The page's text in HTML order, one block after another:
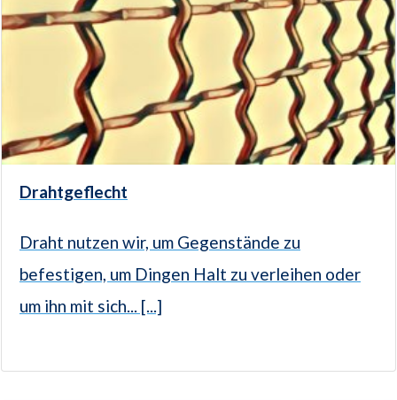
Drahtgeflecht
Draht nutzen wir, um Gegenstände zu
befestigen, um Dingen Halt zu verleihen oder
um ihn mit sich... [...]